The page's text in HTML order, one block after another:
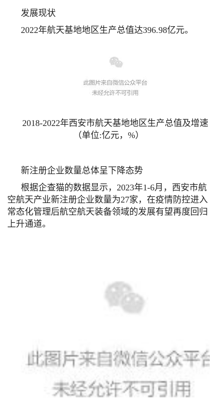
发展现状
2022年航天基地地区生产总值达396.98亿元。
2018-2022年西安市航天基地地区生产总值及增速
（单位:亿元，%）
新注册企业数量总体呈下降态势
根据企查猫的数据显示，2023年1-6月，西安市航
空航天产业新注册企业数量为27家，在疫情防控进入
常态化管理后航空航天装备领域的发展有望再度回归
上升通道。